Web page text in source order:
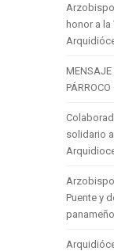
honor a la
MENSAJE
solidario
Puente y